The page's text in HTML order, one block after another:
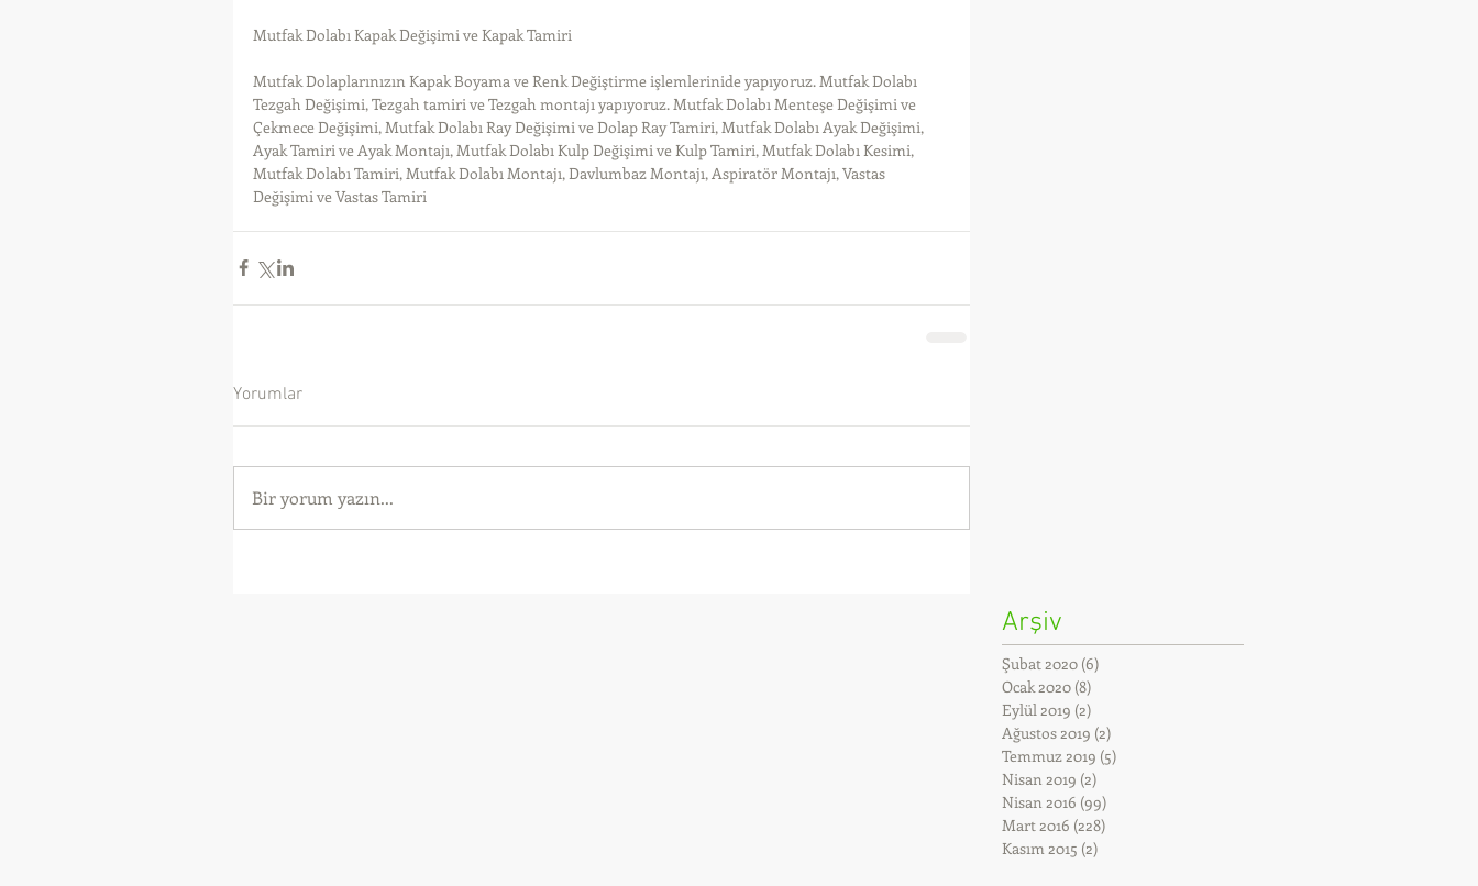
Mutfak Dolabı Kapak Değişimi ve Kapak Tamiri
Mutfak Dolaplarınızın Kapak Boyama ve Renk Değiştirme işlemlerinide yapıyoruz. Mutfak Dolabı
Tezgah Değişimi, Tezgah tamiri ve Tezgah montajı yapıyoruz. Mutfak Dolabı Menteşe Değişimi ve
Çekmece Değişimi, Mutfak Dolabı Ray Değişimi ve Dolap Ray Tamiri, Mutfak Dolabı Ayak Değişimi,
Ayak Tamiri ve Ayak Montajı, Mutfak Dolabı Kulp Değişimi ve Kulp Tamiri, Mutfak Dolabı Kesimi,
Mutfak Dolabı Tamiri, Mutfak Dolabı Montajı, Davlumbaz Montajı, Aspiratör Montajı, Vastas
Değişimi ve Vastas Tamiri
Yorumlar
Bir yorum yazın...
Arşiv
Şubat 2020 (6)
Ocak 2020 (8)
Eylül 2019 (2)
Ağustos 2019 (2)
Temmuz 2019 (5)
Nisan 2019 (2)
Nisan 2016 (99)
Mart 2016 (228)
Kasım 2015 (2)